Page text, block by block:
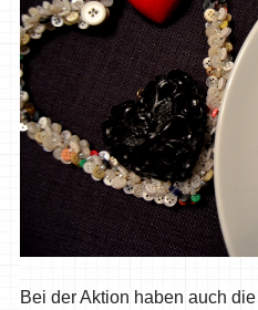
Bei der Aktion haben auch